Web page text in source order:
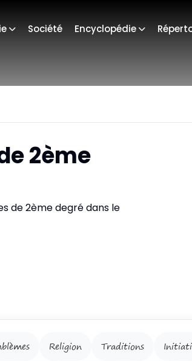
Société Encyclopédie
2ème
de 2ème degré dans le
Religion Traditions